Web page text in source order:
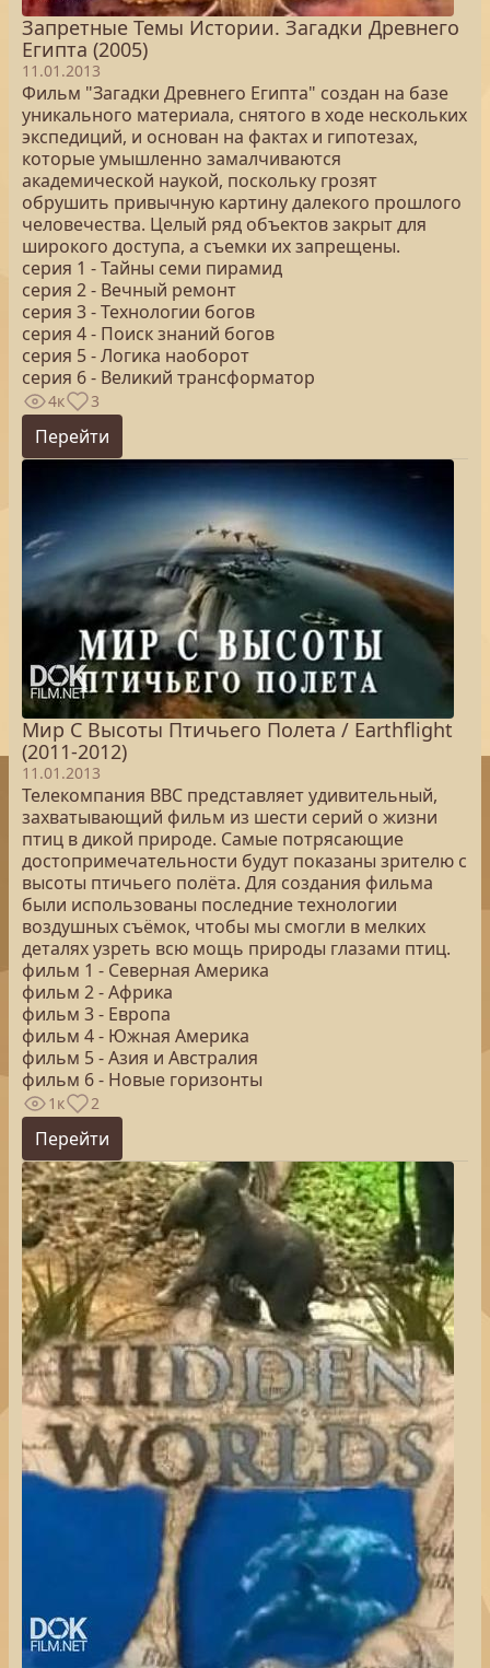
Запретные Темы Истории. Загадки Древнего
Египта (2005)
11.01.2013
Фильм "Загадки Древнего Египта" создан на базе
уникального материала, снятого в ходе нескольких
экспедиций, и основан на фактах и гипотезах,
которые умышленно замалчиваются
академической наукой, поскольку грозят
обрушить привычную картину далекого прошлого
человечества. Целый ряд объектов закрыт для
широкого доступа, а съемки их запрещены.
серия 1 - Тайны семи пирамид
серия 2 - Вечный ремонт
серия 3 - Технологии богов
серия 4 - Поиск знаний богов
серия 5 - Логика наоборот
серия 6 - Великий трансформатор
4к 3
Перейти
Мир С Высоты Птичьего Полета / Earthflight
(2011-2012)
11.01.2013
Телекомпания BBC представляет удивительный,
захватывающий фильм из шести серий о жизни
птиц в дикой природе. Самые потрясающие
достопримечательности будут показаны зрителю с
высоты птичьего полёта. Для создания фильма
были использованы последние технологии
воздушных съёмок, чтобы мы смогли в мелких
деталях узреть всю мощь природы глазами птиц.
фильм 1 - Северная Америка
фильм 2 - Африка
фильм 3 - Европа
фильм 4 - Южная Америка
фильм 5 - Азия и Австралия
фильм 6 - Новые горизонты
1к 2
Перейти